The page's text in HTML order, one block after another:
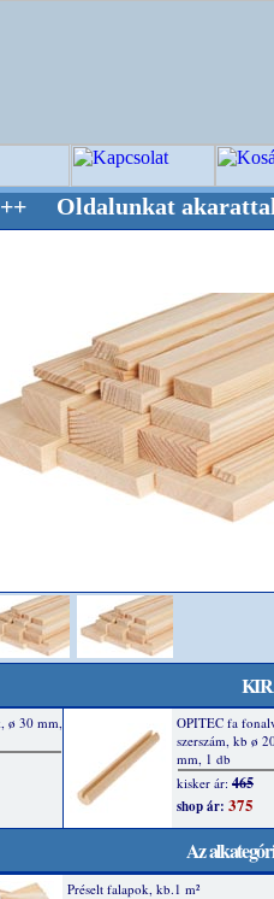
akarattal tartjuk
Az
Préselt falapok, kb.1 m²